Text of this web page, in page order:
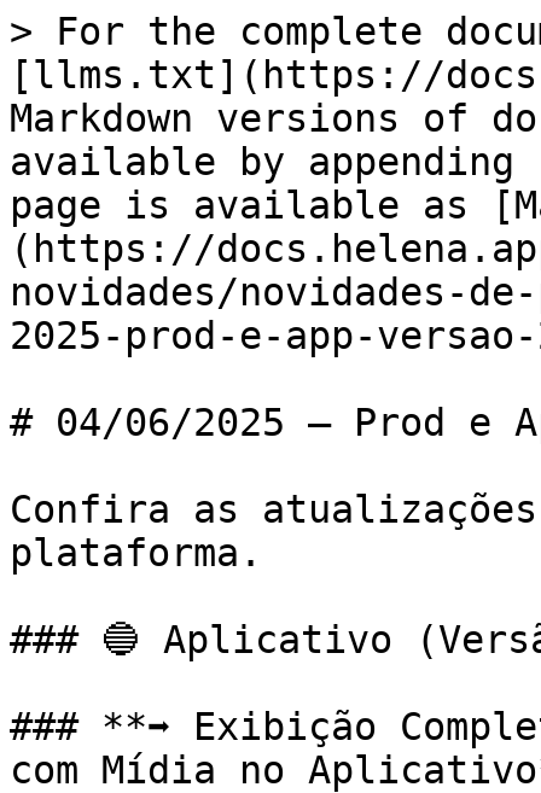
> For the complete
[llms.txt](https://
Markdown versions of
available by
page is available as
(https://
novidades/novidades-
2025-prod-e-app-
# 04/06/2025 – Prod e
Confira as
plataforma.
### 🔵 Aplicativo
### **➡️ Exibição
com Mídia no